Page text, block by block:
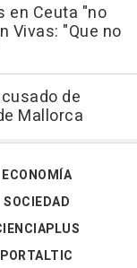
en Ceuta "no
Vivas: "Que no
de
Mallorca
ECONOMÍA
SOCIEDAD
PORTALTIC